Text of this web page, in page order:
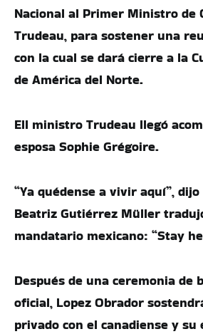
Nacional al Primer Ministro de
Trudeau, para sostener una
con la cual se dará cierre a la
de América del Norte.
Ell ministro Trudeau llegó
esposa Sophie Grégoire.
“Ya quédense a vivir aquí”,
Beatriz Gutiérrez Müller
mandatario mexicano: “Stay
Después de una ceremonia de
oficial, Lopez Obrador
privado con el canadiense y su